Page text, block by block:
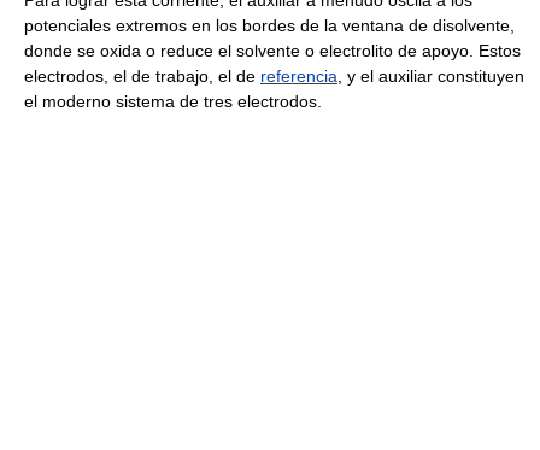
potenciales extremos en los bordes de la ventana de disolvente,
donde se oxida o reduce el solvente o electrolito de apoyo. Estos
electrodos, el de trabajo, el de referencia , y el auxiliar constituyen
el moderno sistema de tres electrodos.